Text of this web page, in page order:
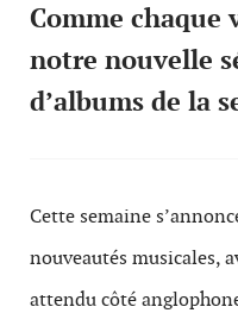
Comme chaque
notre nouvelle
d’albums de la
Cette semaine
nouveautés musicales,
attendu côté